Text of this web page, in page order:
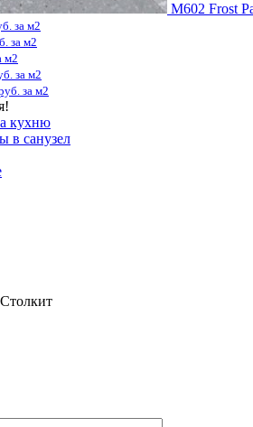
M602 Frost
за м2
за м2
м2
за м2
за м2
кухню
в санузел